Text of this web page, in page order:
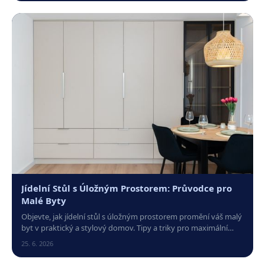
Jídelní Stůl s Úložným Prostorem: Průvodce pro
Malé Byty
Objevte, jak jídelní stůl s úložným prostorem promění váš malý
byt v praktický a stylový domov. Tipy a triky pro maximální
využití místa.
25. 6. 2026